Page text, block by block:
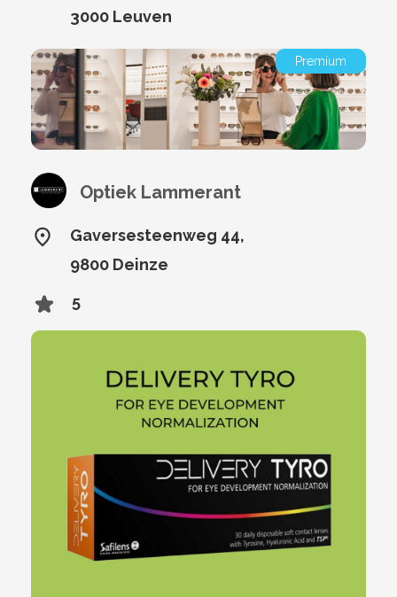
3000 Leuven
Premium
Optiek Lammerant
Gaversesteenweg 44,
9800 Deinze
5